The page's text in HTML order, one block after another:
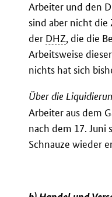
Arbeiter und den
sind aber nicht die
der DHZ, die die
Arbeitsweise
nichts hat sich
Über die
Arbeiter aus dem
nach dem 17. Juni
Schnauze wieder